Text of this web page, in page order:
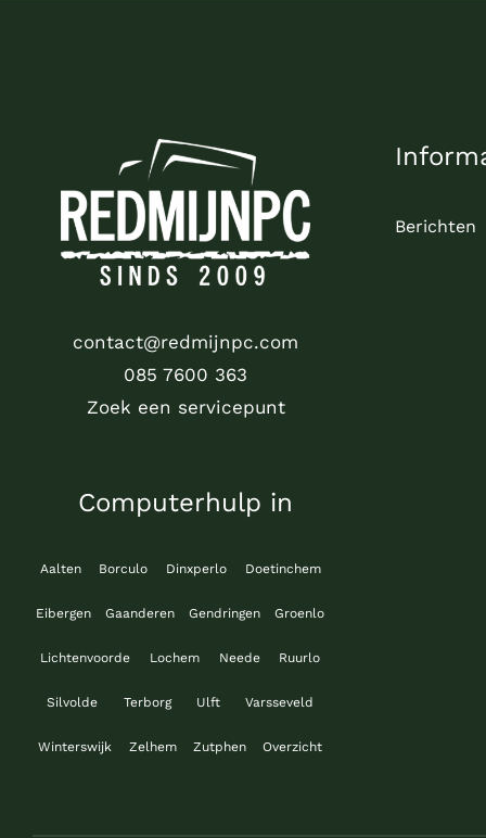
contact@redmijnpc.com
085 7600 363
Zoek een servicepunt
Computerhulp in
Aalten Borculo Dinxperlo Doetinchem
Eibergen Gaanderen Gendringen Groenlo
Lichtenvoorde Lochem Neede Ruurlo
Silvolde Terborg Ulft Varsseveld
Winterswijk Zelhem Zutphen Overzicht
Berichten